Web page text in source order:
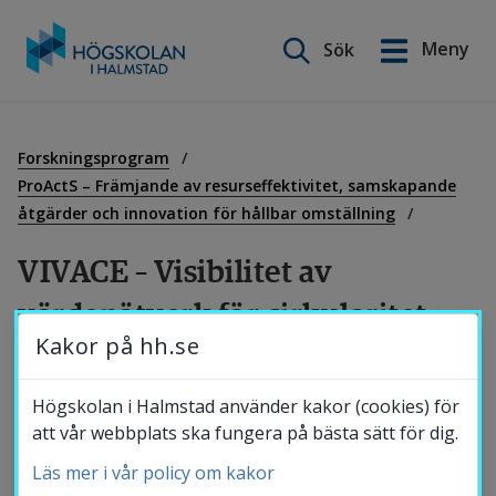
innehåll
Sök
Meny
Forskningsprogram
ProActS – Främjande av resurseffektivitet, samskapande
åtgärder och innovation för hållbar omställning
VIVACE – Visibilitet av
värdenätverk för cirkularitet
och miljöeffektivitet
Projektet kombinerar flera perspektiv för att
skapa en verktygslåda för cirkulär och
miljöeffektiv produktion och syftar direkt till
English
Utbildning
Forskning
Samverkan
Om Högskolan
Kakor på hh.se
Högskolan i Halmstad använder kakor (cookies) för
att vår webbplats ska fungera på bästa sätt för dig.
Läs mer i vår policy om kakor